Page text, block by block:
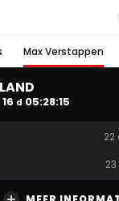
Max Verstappen
16 d 05:28:15
22